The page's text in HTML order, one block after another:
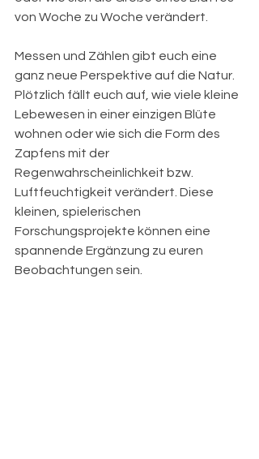
von Woche zu Woche verändert.
Messen und Zählen gibt euch eine
ganz neue Perspektive auf die Natur.
Plötzlich fällt euch auf, wie viele kleine
Lebewesen in einer einzigen Blüte
wohnen oder wie sich die Form des
Zapfens mit der
Regenwahrscheinlichkeit bzw.
Luftfeuchtigkeit verändert. Diese
kleinen, spielerischen
Forschungsprojekte können eine
spannende Ergänzung zu euren
Beobachtungen sein.